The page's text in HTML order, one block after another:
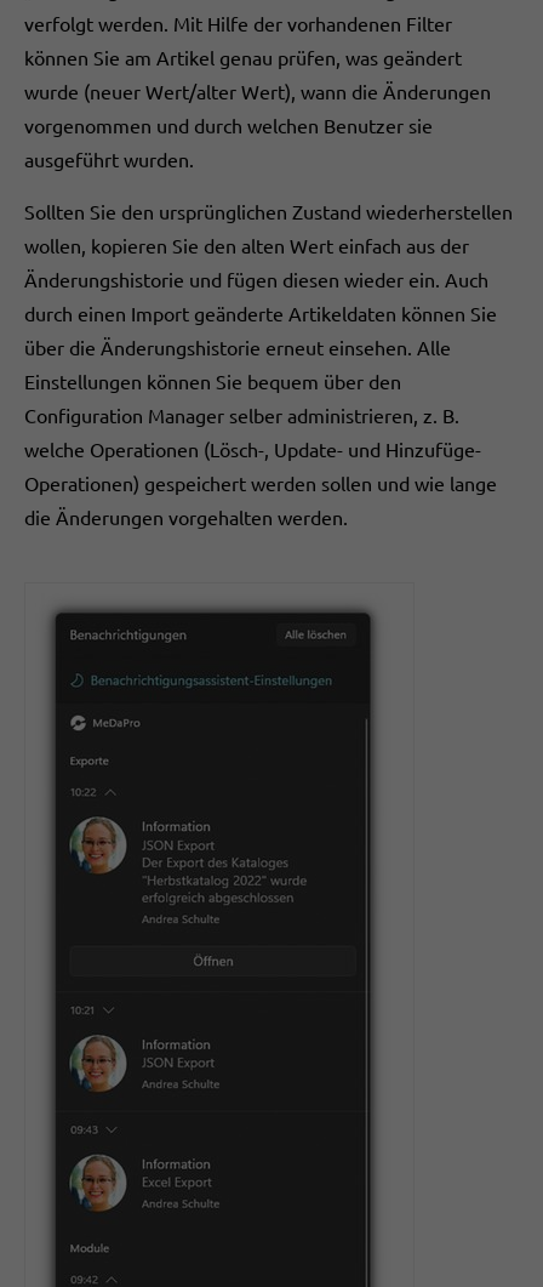
verfolgt werden. Mit Hilfe der vorhandenen Filter
können Sie am Artikel genau prüfen, was geändert
wurde (neuer Wert/alter Wert), wann die Änderungen
vorgenommen und durch welchen Benutzer sie
ausgeführt wurden.
Sollten Sie den ursprünglichen Zustand wiederherstellen
wollen, kopieren Sie den alten Wert einfach aus der
Änderungshistorie und fügen diesen wieder ein. Auch
durch einen Import geänderte Artikeldaten können Sie
über die Änderungshistorie erneut einsehen. Alle
Einstellungen können Sie bequem über den
Configuration Manager selber administrieren, z. B.
welche Operationen (Lösch-, Update- und Hinzufüge-
Operationen) gespeichert werden sollen und wie lange
die Änderungen vorgehalten werden.